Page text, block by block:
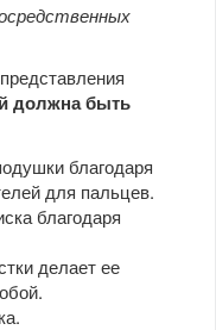
должна быть
благодаря
для пальцев.
благодаря
делает ее